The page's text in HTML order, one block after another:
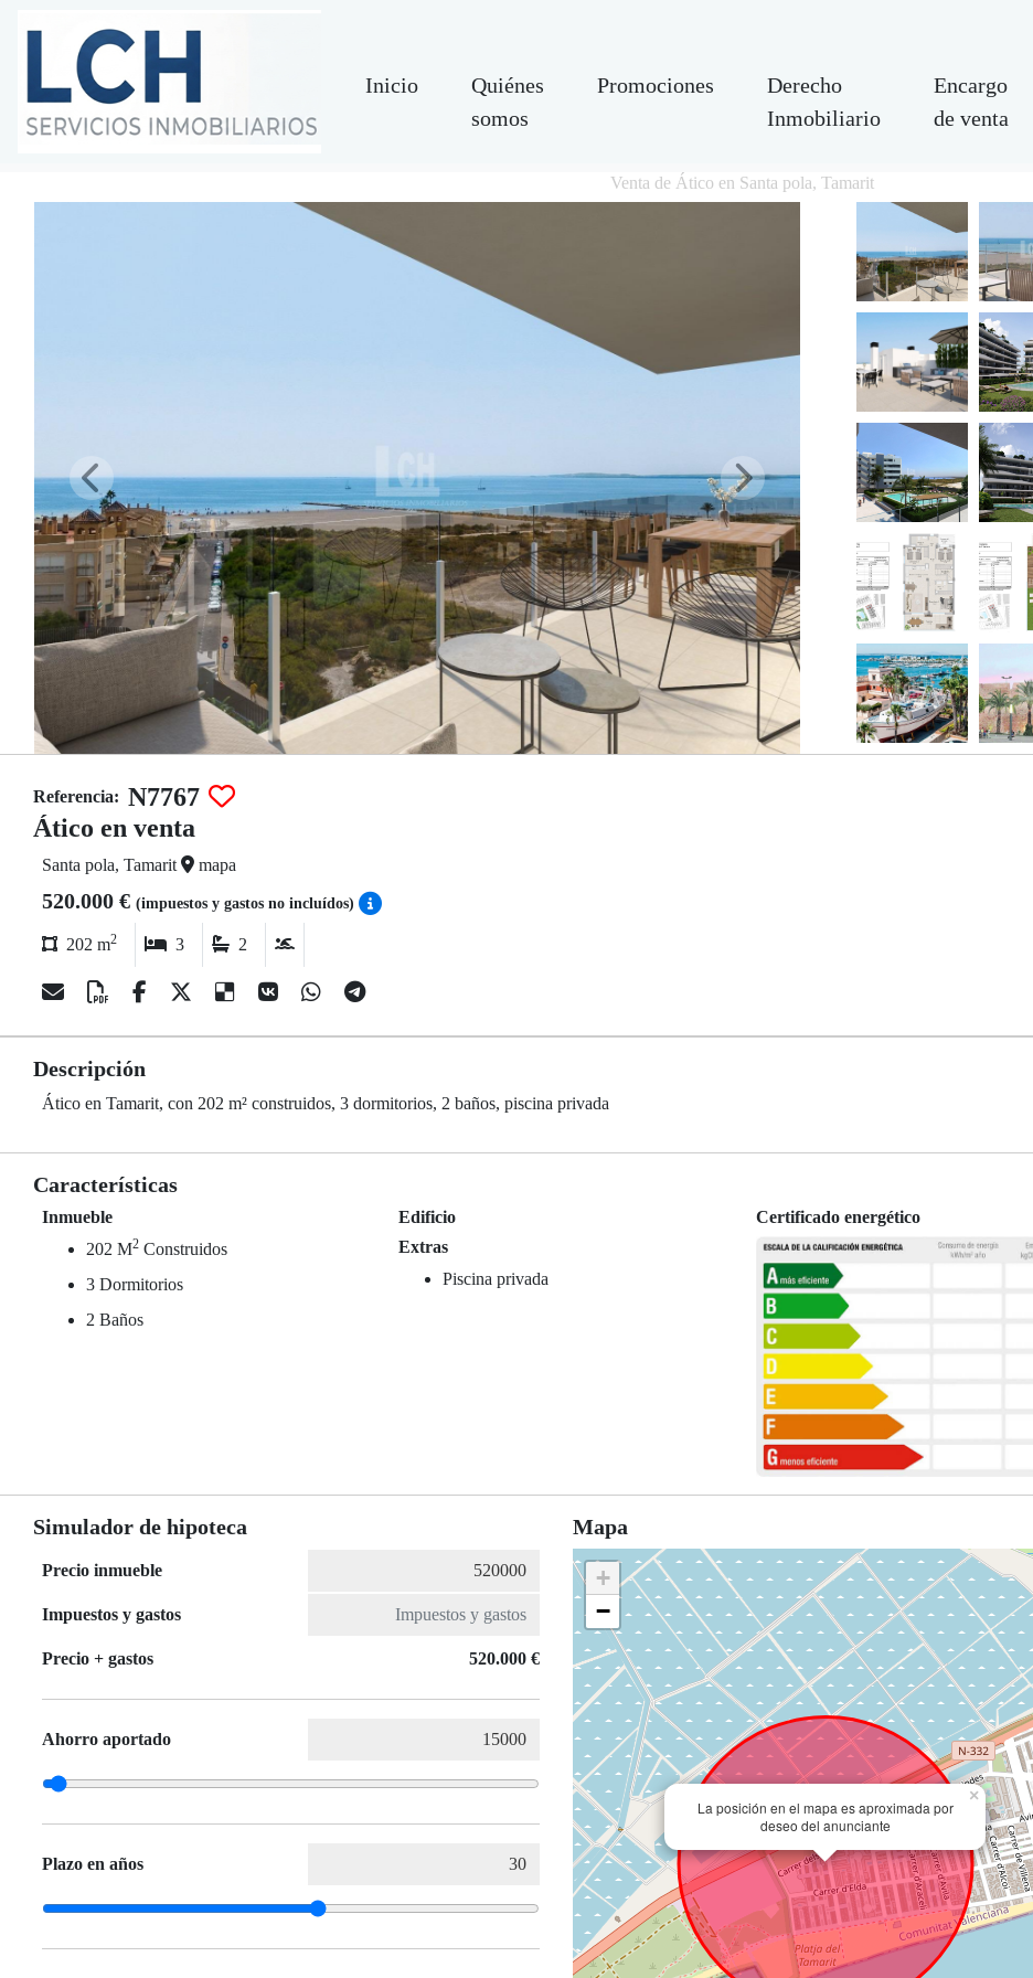
Inicio
Quiénes
somos
Promociones
Derecho
Inmobiliario
Encargo
de venta
Venta de Ático en Santa pola, Tamarit
Referencia: N7767
Ático en venta
Santa pola, Tamarit mapa
520.000 € (impuestos y gastos no incluídos)
202 m2 3 2
Descripción
Ático en Tamarit, con 202 m² construidos, 3 dormitorios, 2 baños, piscina privada
Características
Inmueble
202 M2 Construidos
3 Dormitorios
2 Baños
Edificio
Extras
Piscina privada
Certificado energético
Simulador de hipoteca
Precio inmueble
Impuestos y gastos
Precio + gastos 520.000 €
Ahorro aportado
Plazo en años
Mapa
La posición en el mapa es aproximada por
deseo del anunciante
×
+
−